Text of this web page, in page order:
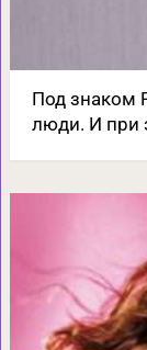
Под знаком
люди. И при